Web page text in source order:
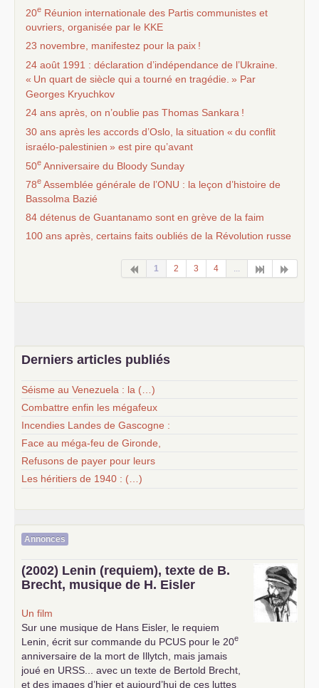
20e Réunion internationale des Partis communistes et
ouvriers, organisée par le KKE
23 novembre, manifestez pour la paix !
24 août 1991 : déclaration d’indépendance de l’Ukraine.
« Un quart de siècle qui a tourné en tragédie. » Par
Georges Kryuchkov
24 ans après, on n’oublie pas Thomas Sankara !
30 ans après les accords d’Oslo, la situation « du conflit
israélo-palestinien » est pire qu’avant
50e Anniversaire du Bloody Sunday
78e Assemblée générale de l’ONU : la leçon d’histoire de
Bassolma Bazié
84 détenus de Guantanamo sont en grève de la faim
100 ans après, certains faits oubliés de la Révolution russe
1 2 3 4
Derniers articles publiés
Séisme au Venezuela : la (…)
Combattre enfin les mégafeux
Incendies Landes de Gascogne :
Face au méga-feu de Gironde,
Refusons de payer pour leurs
Les héritiers de 1940 : (…)
Annonces
(2002) Lenin (requiem), texte de B.
Brecht, musique de H. Eisler
Un film
Sur une musique de Hans Eisler, le requiem
Lenin, écrit sur commande du PCUS pour le 20e
anniversaire de la mort de Illytch, mais jamais
joué en URSS ... avec un texte de Bertold Brecht,
et des images d’hier et aujourd’hui de ces luttes